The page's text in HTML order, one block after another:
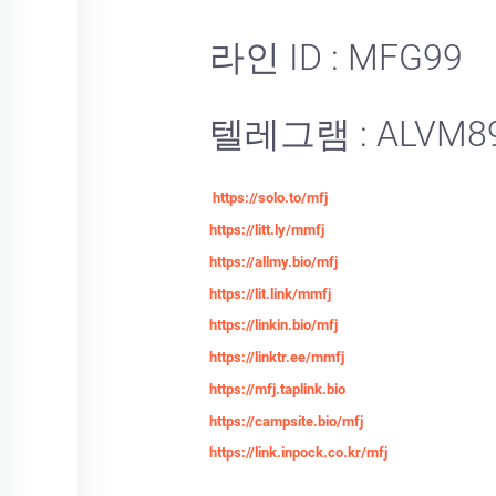
라인 ID : MFG99
텔레그램 :
https://solo.to/mfj
https://litt.ly/mmfj
https://allmy.bio/mfj
https://lit.link/mmfj
https://linkin.bio/mfj
https://linktr.ee/mmfj
https://mfj.taplink.bio
https://campsite.bio/mfj
https://link.inpock.co.kr/mfj